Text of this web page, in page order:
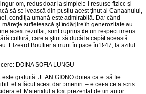
om, redus doar la simplele-i resurse fizice şi
să se ivească din pustiu acest ţinut al Canaanului,
condiţia umană este admirabilă. Dar când
măreţie sufletească şi îndârjire în generozitate au
acest rezultat, sunt cuprins de un respect imens
cultură, care a ştiut să ducă la capăt această
Elzeard Bouffier a murit în pace în1947, la azilul
DOINA SOFIA LUNGU
gratuită. JEAN GIONO dorea ca el să fie
el a făcut acest dar omenirii – e ceea ce a scris
el. Materialul a fost prezentat de un autor